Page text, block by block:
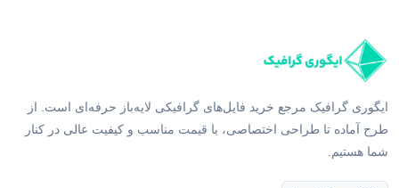
ایگوری گرافیک مرجع خرید فایل‌های گرافیکی لایه‌باز حرفه‌ای است. از
طرح آماده تا طراحی اختصاصی، با قیمت مناسب و کیفیت عالی در کنار
شما هستیم.